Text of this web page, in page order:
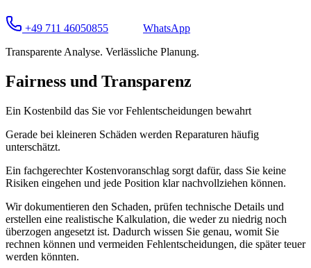
+49 711 46050855
WhatsApp
Transparente Analyse. Verlässliche Planung.
Fairness und Transparenz
Ein Kostenbild das Sie vor Fehlentscheidungen bewahrt
Gerade bei kleineren Schäden werden Reparaturen häufig
unterschätzt.
Ein fachgerechter Kostenvoranschlag sorgt dafür, dass Sie keine
Risiken eingehen und jede Position klar nachvollziehen können.
Wir dokumentieren den Schaden, prüfen technische Details und
erstellen eine realistische Kalkulation, die weder zu niedrig noch
überzogen angesetzt ist. Dadurch wissen Sie genau, womit Sie
rechnen können und vermeiden Fehlentscheidungen, die später teuer
werden könnten.